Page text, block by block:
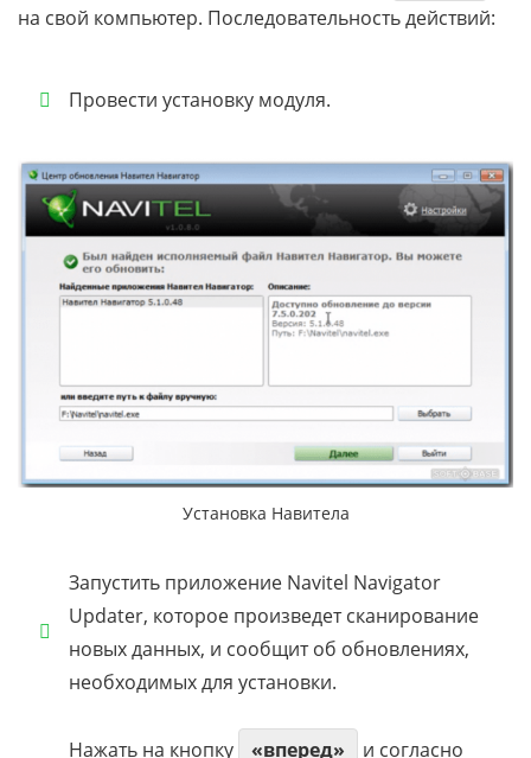
на свой компьютер. Последовательность действий:
Провести установку модуля.
Установка Навитела
Запустить приложение Navitel Navigator
Updater, которое произведет сканирование
новых данных, и сообщит об обновлениях,
необходимых для установки.
Нажать на кнопку «вперед» и согласно